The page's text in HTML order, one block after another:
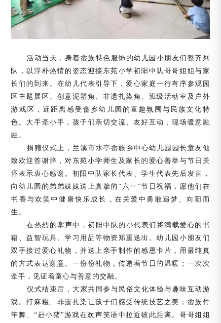
活动当天，身着畲族特色服饰的幼儿园小朋友们整齐列
队，以淳朴热情的姿态迎接东苑小学初阳中队哥哥姐姐与家
长们的到来。在幼儿代表引导下，爱心家庭一行有序参观园
区主题展区、创意泥塑角、非遗扎染角、班级活动室及户外
游戏区，近距离感受畲乡幼儿园的童趣氛围与民族文化特
色。大手牵小手，孩子们亲切交流、友好互动，现场暖意融
融。
捐赠仪式上，兰溪市水亭畲族乡中心幼儿园园长童友仙
致欢迎答谢辞，对东苑小学师生及家长的爱心善举与节日关
怀表示衷心感谢。初阳中队家长代表、学生代表先后发言，
向幼儿园的弟弟妹妹送上真挚的“六一”节日祝福，愿他们在
书香与欢笑中健康快乐成长，在关爱中勇敢追梦、向阳而
生。
在热烈的掌声中，初阳中队的小代表们将满载爱心的书
籍、益智玩具、学习用品等物资郑重送出。幼儿园小朋友们
双手接过爱心礼物，并送上亲手制作的感恩卡片，用最纯真
的方式表达谢意。一份份礼物，传递着节日的温暖；一次次
牵手，见证着童心与善意的交融。
仪式结束后，大家共同参与民俗文化体验与趣味互动游
戏。打麻糍、非遗扎染让孩子们感受传统技艺之美；畲族竹
竿舞、“赶小猪”游戏在欢声笑语中拉近彼此距离。哥哥姐姐